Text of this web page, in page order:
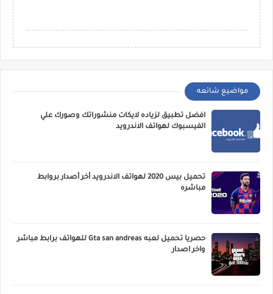
مواضيع شائعه
افضل تطبيق لزياده لايكات منشوراتك وصورك علي
الفيسبوك لهواتف الاندرويد
تحميل بيس 2020 لهواتف الاندرويد أخر أصدار بروابط
مباشره
حصريا تحميل لعبه Gta san andreas للهواتف برابط مباشر
واخر اصدار